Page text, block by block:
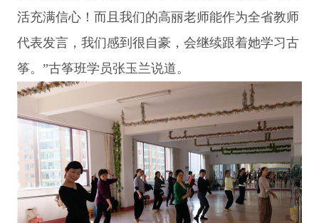
活充满信心！而且我们的高丽老师能作为全省教师
代表发言，我们感到很自豪，会继续跟着她学习古
筝。”古筝班学员张玉兰说道。